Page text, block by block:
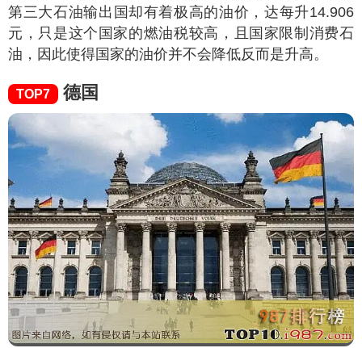
第三大石油输出国却有着极高的油价，达每升14.906
元，只是这个国家的燃油税较高，且国家限制消费石
油，因此使得国家的油价并不会降低反而是升高。
TOP7 德国